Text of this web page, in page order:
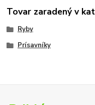
Tovar zaradený v
Ryby
Prísavníky